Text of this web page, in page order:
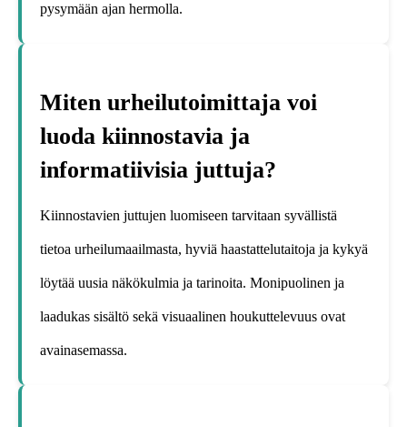
pysymään ajan hermolla.
Miten urheilutoimittaja voi
luoda kiinnostavia ja
informatiivisia juttuja?
Kiinnostavien juttujen luomiseen tarvitaan syvällistä
tietoa urheilumaailmasta, hyviä haastattelutaitoja ja kykyä
löytää uusia näkökulmia ja tarinoita. Monipuolinen ja
laadukas sisältö sekä visuaalinen houkuttelevuus ovat
avainasemassa.